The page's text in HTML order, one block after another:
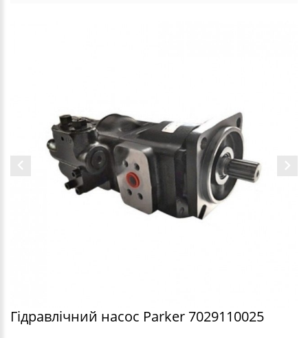
Гідравлічний насос Parker 7029110025